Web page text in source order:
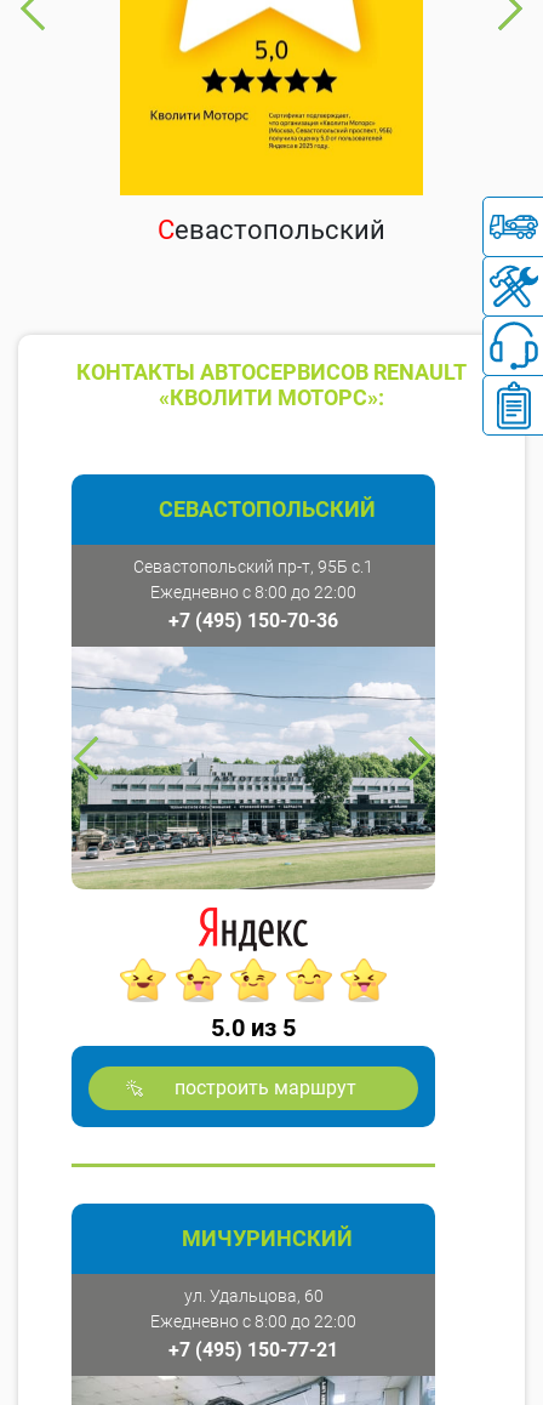
Севастопольский
КОНТАКТЫ АВТОСЕРВИСОВ RENAULT
«КВОЛИТИ МОТОРС»:
СЕВАСТОПОЛЬСКИЙ
Севастопольский пр-т, 95Б с.1
Ежедневно с 8:00 до 22:00
+7 (495) 150-70-36
5.0 из 5
построить маршрут
МИЧУРИНСКИЙ
ул. Удальцова, 60
Ежедневно с 8:00 до 22:00
+7 (495) 150-77-21